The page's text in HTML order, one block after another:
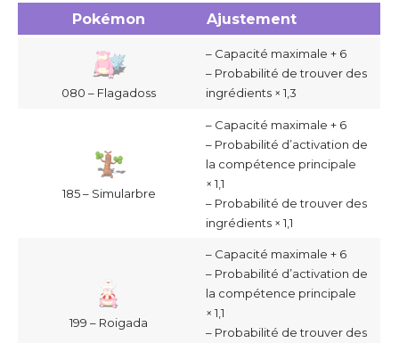
Pokémon Ajustement
080 – Flagadoss
– Capacité maximale + 6
– Probabilité de trouver des
ingrédients × 1,3
185 – Simularbre
– Capacité maximale + 6
– Probabilité d’activation de
la compétence principale
× 1,1
– Probabilité de trouver des
ingrédients × 1,1
199 – Roigada
– Capacité maximale + 6
– Probabilité d’activation de
la compétence principale
× 1,1
– Probabilité de trouver des